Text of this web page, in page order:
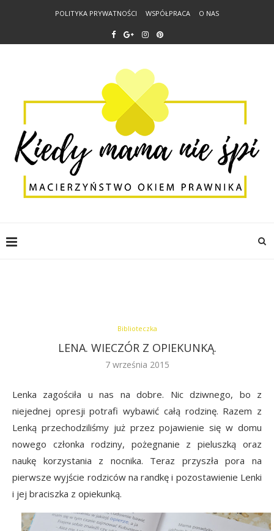
POLITYKA PRYWATNOŚCI WSPÓŁPRACA O NAS
Biblioteczka
LENA. WIECZÓR Z OPIEKUNKĄ.
7 września 2015
Lenka zagościła u nas na dobre. Nic dziwnego, bo z
niejednej opresji potrafi wybawić całą rodzinę. Razem z
Lenką przechodziliśmy już przez pojawienie się w domu
nowego członka rodziny, pożegnanie z pieluszką oraz
naukę korzystania z nocnika. Teraz przyszła pora na
pierwsze wyjście rodziców na randkę i pozostawienie Lenki
i jej braciszka z opiekunką.